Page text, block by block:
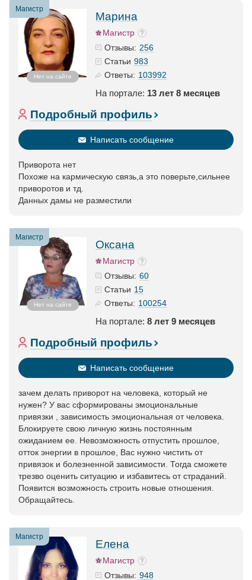
Магистр
Нет на сайте
Марина
Магистр
Отзывы: 256
Статьи 983
Ответы: 103992
На портале: 13 лет 8 месяцев
Подробный профиль
Написать сообщение
Приворота нет
Похоже на кармическую связь,а это поверьте,сильнее
приворотов и тд.
Данных дамы не разместили
Магистр
Нет на сайте
Оксана
Магистр
Отзывы: 60
Статьи 15
Ответы: 100254
На портале: 8 лет 9 месяцев
Подробный профиль
Написать сообщение
зачем делать приворот на человека, который не
нужен? У вас сформированы эмоциональные
привязки , зависимость эмоциональная от человека.
Блокируете свою личную жизнь постоянным
ожиданием ее. Невозможность отпустить прошлое,
отток энергии в прошлое, Вас нужно чистить от
привязок и болезненной зависимости. Тогда сможете
трезво оценить ситуацию и избавитесь от страданий.
Появится возможность строить новые отношения.
Обращайтесь.
Магистр
Елена
Магистр
Отзывы: 948